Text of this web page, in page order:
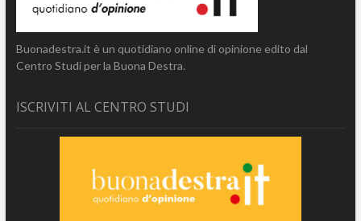
Buonadestra.it è un quotidiano online di opinione edito dal
Centro Studi per la Buona Destra.
ISCRIVITI AL CENTRO STUDI